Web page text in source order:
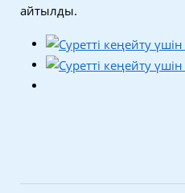
айтылды.